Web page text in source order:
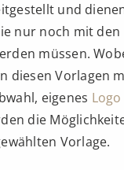
und
nur noch mit
müssen.
diesen Vorlagen
eigenes Logo
die
Vorlage.